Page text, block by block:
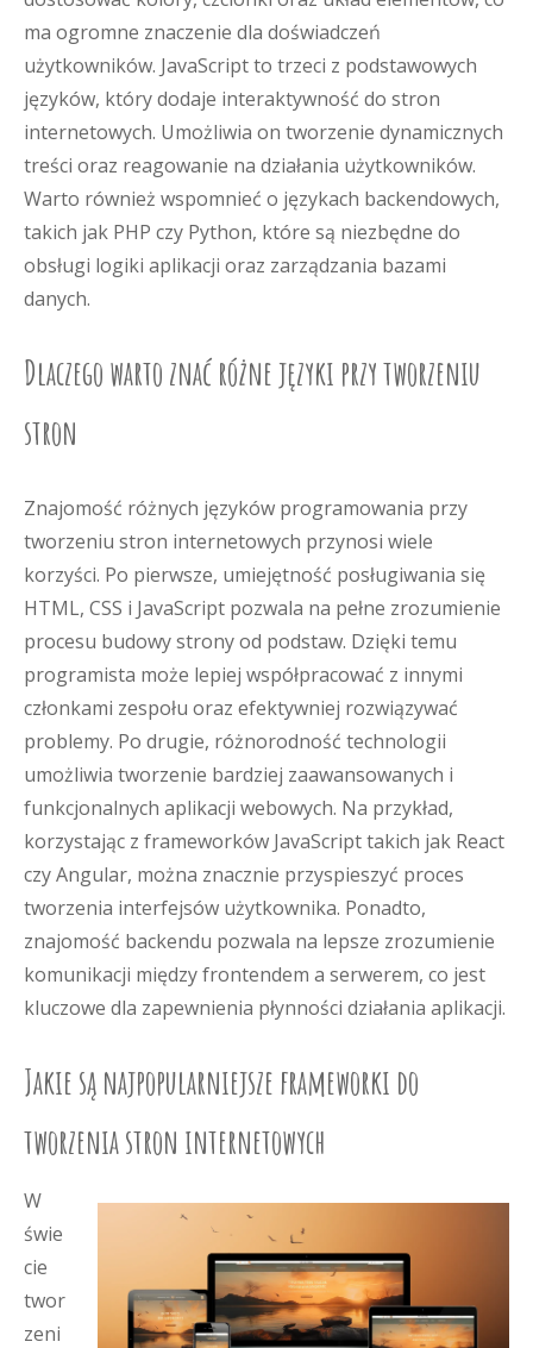
ma ogromne znaczenie dla doświadczeń
użytkowników. JavaScript to trzeci z podstawowych
języków, który dodaje interaktywność do stron
internetowych. Umożliwia on tworzenie dynamicznych
treści oraz reagowanie na działania użytkowników.
Warto również wspomnieć o językach backendowych,
takich jak PHP czy Python, które są niezbędne do
obsługi logiki aplikacji oraz zarządzania bazami
danych.
Dlaczego warto znać różne języki przy tworzeniu
stron
Znajomość różnych języków programowania przy
tworzeniu stron internetowych przynosi wiele
korzyści. Po pierwsze, umiejętność posługiwania się
HTML, CSS i JavaScript pozwala na pełne zrozumienie
procesu budowy strony od podstaw. Dzięki temu
programista może lepiej współpracować z innymi
członkami zespołu oraz efektywniej rozwiązywać
problemy. Po drugie, różnorodność technologii
umożliwia tworzenie bardziej zaawansowanych i
funkcjonalnych aplikacji webowych. Na przykład,
korzystając z frameworków JavaScript takich jak React
czy Angular, można znacznie przyspieszyć proces
tworzenia interfejsów użytkownika. Ponadto,
znajomość backendu pozwala na lepsze zrozumienie
komunikacji między frontendem a serwerem, co jest
kluczowe dla zapewnienia płynności działania aplikacji.
Jakie są najpopularniejsze frameworki do
tworzenia stron internetowych
W
świe
cie
twor
zeni